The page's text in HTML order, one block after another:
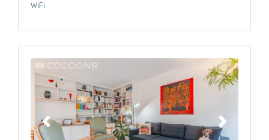
WiFi
Précédent Suivant